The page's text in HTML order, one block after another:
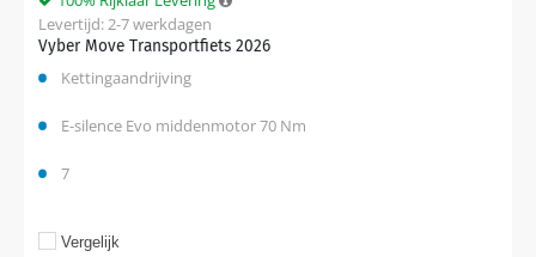
Vyber Move Transportfiets 2026
Levertijd: 2-7 werkdagen
Kettingaandrijving
E-silence Evo middenmotor 70 Nm
7
Vergelijk